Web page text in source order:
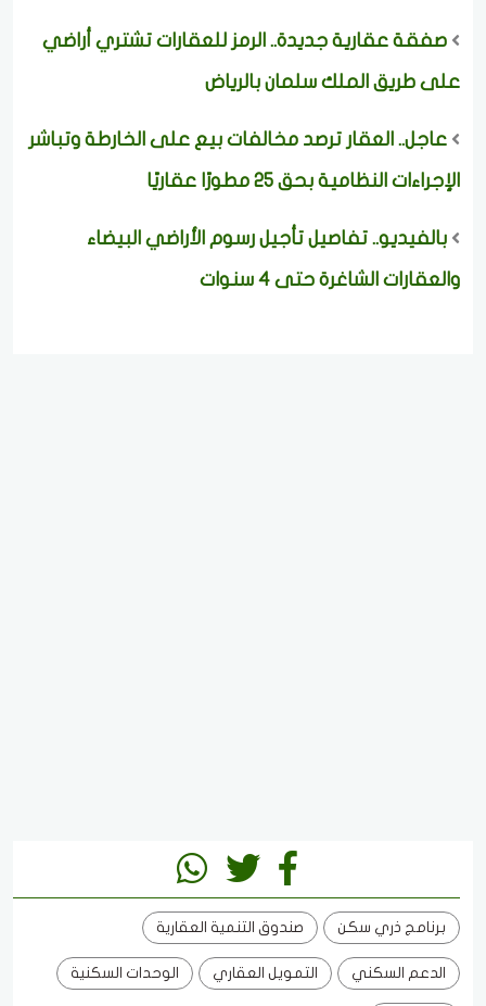
صفقة عقارية جديدة.. الرمز للعقارات تشتري أراضي
على طريق الملك سلمان بالرياض
عاجل.. العقار ترصد مخالفات بيع على الخارطة وتباشر
الإجراءات النظامية بحق 25 مطورًا عقاريًا
بالفيديو.. تفاصيل تأجيل رسوم الأراضي البيضاء
والعقارات الشاغرة حتى 4 سنوات
برنامج ذري سكن صندوق التنمية العقارية
الدعم السكني التمويل العقاري الوحدات السكنية